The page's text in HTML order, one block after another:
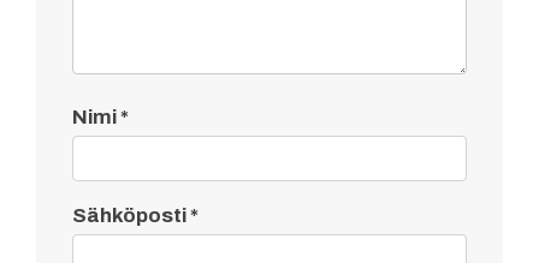
Nimi*
Sähköposti*